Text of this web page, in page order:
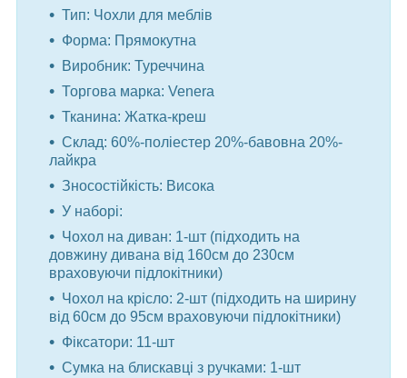
Тип: Чохли для меблів
Форма: Прямокутна
Виробник: Туреччина
Торгова марка: Venera
Тканина: Жатка-креш
Склад: 60%-поліестер 20%-бавовна 20%-
лайкра
Зносостійкість: Висока
У наборі:
Чохол на диван: 1-шт (підходить на
довжину дивана від 160см до 230см
враховуючи підлокітники)
Чохол на крісло: 2-шт (підходить на ширину
від 60см до 95см враховуючи підлокітники)
Фіксатори: 11-шт
Сумка на блискавці з ручками: 1-шт